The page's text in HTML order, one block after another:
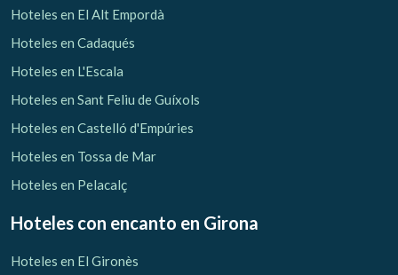
Hoteles en El Alt Empordà
Hoteles en Cadaqués
Hoteles en L'Escala
Hoteles en Sant Feliu de Guíxols
Hoteles en Castelló d'Empúries
Hoteles en Tossa de Mar
Hoteles en Pelacalç
Hoteles con encanto en Girona
Hoteles en El Gironès